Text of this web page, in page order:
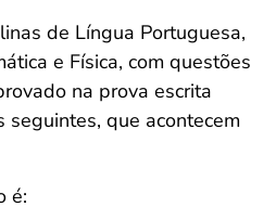
de Língua Portuguesa,
e Física, com questões
na prova escrita
seguintes, que acontecem
é: